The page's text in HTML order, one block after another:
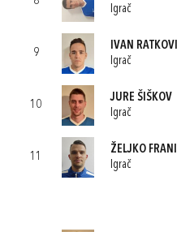
Igrač
9
IVAN
Igrač
10
JURE ŠIŠKOV
Igrač
11
ŽELJKO
Igrač